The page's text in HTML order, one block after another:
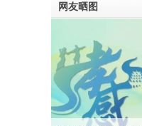
网友晒图